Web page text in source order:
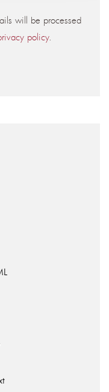
will be processed
policy.